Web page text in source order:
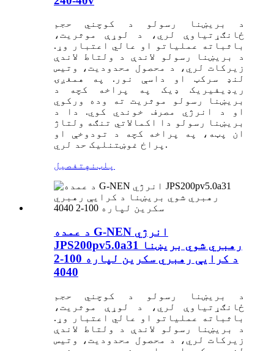
د بریښنا رسولو د کوچني حجم
ځانګړتیاوې لري، د لوړې موثریت،
باثباته عملیاتو او عالي اعتبار وړ.
د بریښنا رسولو لاندې د ولتاط لاندې
زیرکات لري، د محصول محدودیت، وتیس
لنډ سرکټ او داسې نور. په همغږۍ
ریډیفیریک ډیک په پراخه کچه د
بریښنا رسولو موثریت ته وده ورکوي
او د انرژي مصرف خوندي کوي. دا د
بریښنا رسولو دا اکمالاتي تنګه ولتاژ
ان پټه، په پراخه کچه د تودوخې او
پراخ غوښتنلیک حد لري.
پلټنه تفصیل
د عمده G-NEN انرژي
JPS200pv5.0a31 رهبري شوي بریښنا
د کرایې رهبري سکرین لپاره 100-2
4040
د بریښنا رسولو د کوچني حجم
ځانګړتیاوې لري، د لوړې موثریت،
باثباته عملیاتو او عالي اعتبار وړ.
د بریښنا رسولو لاندې د ولتاط لاندې
زیرکات لري، د محصول محدودیت، وتیس